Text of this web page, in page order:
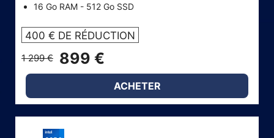
16 Go RAM - 512 Go SSD
400 € DE RÉDUCTION
1 299 € 899 €
ACHETER